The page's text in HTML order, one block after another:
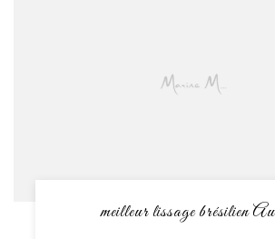
meilleur lissage brésilien